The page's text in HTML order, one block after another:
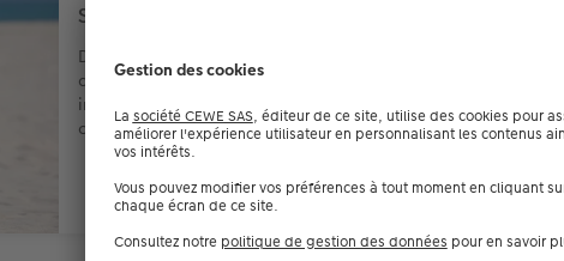
Ses premières grandes aventures
De la première sortie au parc à sa
découverte des vagues en bord de mer :
imprimez les moments qui stimulent sa
curiosité et éveillent ses sens.